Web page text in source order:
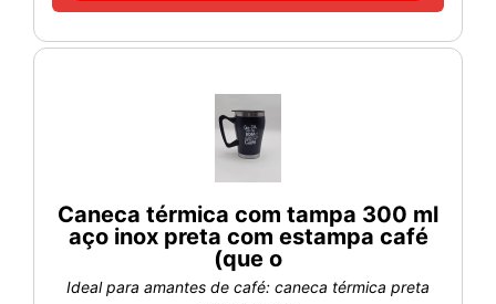
Caneca térmica com tampa 300 ml
aço inox preta com estampa café
(que o
Ideal para amantes de café: caneca térmica preta